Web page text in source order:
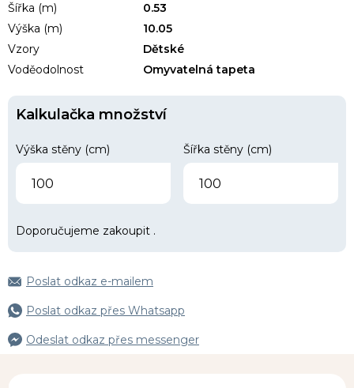
Šířka (m)
0.53
Výška (m)
10.05
Vzory
Dětské
Voděodolnost
Omyvatelná tapeta
Kalkulačka množství
Výška stěny (cm) Šířka stěny (cm)
Doporučujeme zakoupit .
Poslat odkaz e-mailem
Poslat odkaz přes Whatsapp
Odeslat odkaz přes messenger